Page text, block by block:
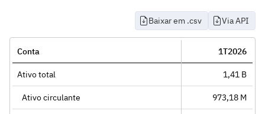
Baixar em .csv Via API
Conta 1T2026
Ativo total 1,41 B
Ativo circulante 973,18 M